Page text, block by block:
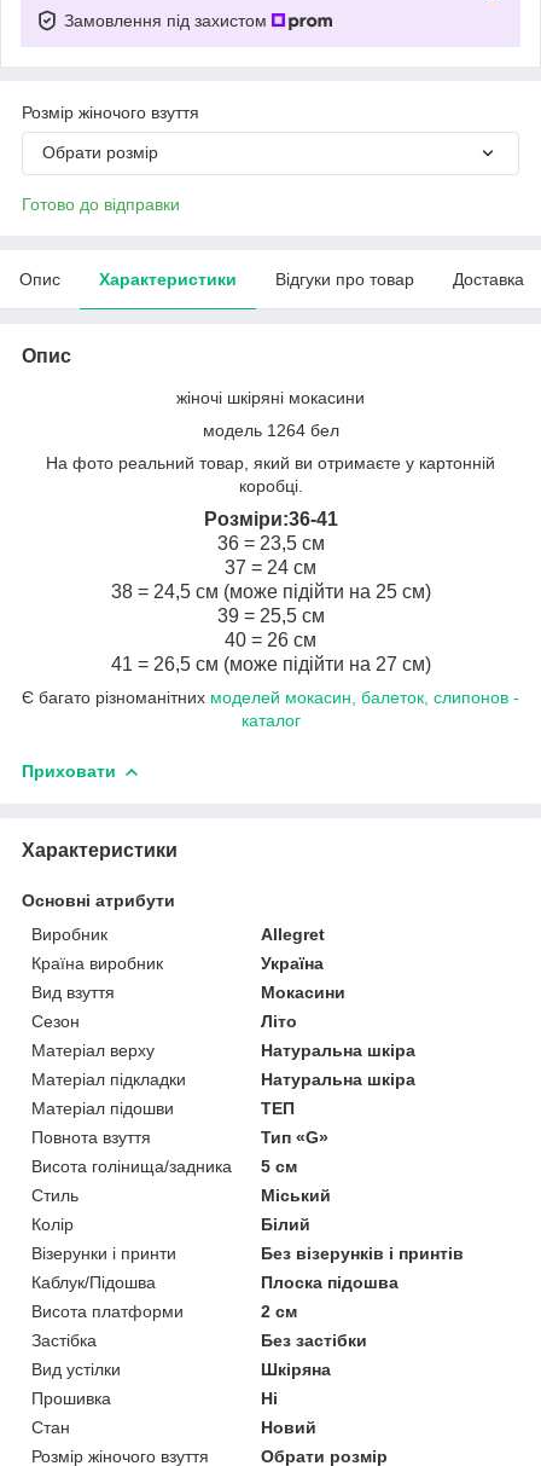
Замовлення під захистом
Розмір жіночого взуття
Обрати розмір
Готово до відправки
Опис Характеристики Відгуки про товар Доставка
Опис
жіночі шкіряні мокасини
модель 1264 бел
На фото реальний товар, який ви отримаєте у картонній
коробці.
Розміри:36-41
36 = 23,5 см
37 = 24 см
38 = 24,5 см (може підійти на 25 см)
39 = 25,5 см
40 = 26 см
41 = 26,5 см (може підійти на 27 см)
Є багато різноманітних моделей мокасин, балеток, слипонов -
каталог
Приховати
Характеристики
Основні атрибути
Виробник
Allegret
Країна виробник
Україна
Вид взуття
Мокасини
Сезон
Літо
Матеріал верху
Натуральна шкіра
Матеріал підкладки
Натуральна шкіра
Матеріал підошви
ТЕП
Повнота взуття
Тип «G»
Висота голінища/задника
5 см
Стиль
Міський
Колір
Білий
Візерунки і принти
Без візерунків і принтів
Каблук/Підошва
Плоска підошва
Висота платформи
2 см
Застібка
Без застібки
Вид устілки
Шкіряна
Прошивка
Ні
Стан
Новий
Розмір жіночого взуття
Обрати розмір